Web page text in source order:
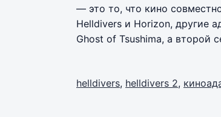
— это то, что кино
Helldivers и Horizon, другие
Ghost of Tsushima, а второй
helldivers, helldivers 2,